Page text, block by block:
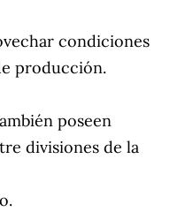
condiciones
producción.
poseen
divisiones de la